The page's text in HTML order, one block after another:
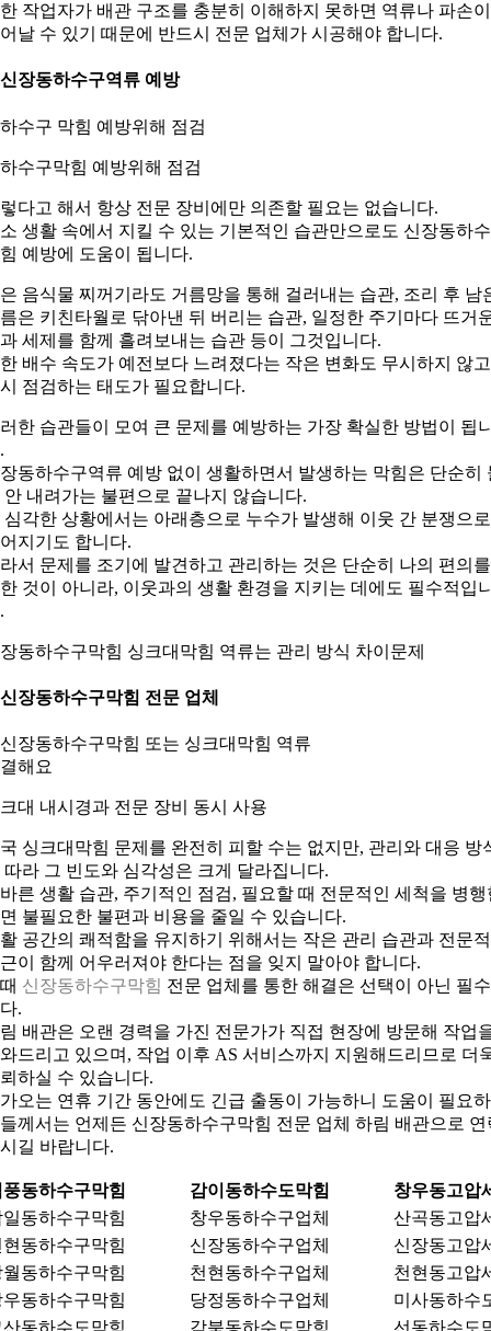
작업자가 배관 구조를 충분히 이해하지 못하면 역류나 파손이
날 수 있기 때문에 반드시 전문 업체가 시공해야 합니다.
장동하수구역류 예방
수구막힘 예방위해 점검
다고 해서 항상 전문 장비에만 의존할 필요는 없습니다.
생활 속에서 지킬 수 있는 기본적인 습관만으로도 신장동하
예방에 도움이 됩니다.
음식물 찌꺼기라도 거름망을 통해 걸러내는 습관, 조리 후 남
은 키친타월로 닦아낸 뒤 버리는 습관, 일정한 주기마다 뜨거
세제를 함께 흘려보내는 습관 등이 그것입니다.
배수 속도가 예전보다 느려졌다는 작은 변화도 무시하지 않고
점검하는 태도가 필요합니다.
한 습관들이 모여 큰 문제를 예방하는 가장 확실한 방법이 됩
동하수구역류 예방 없이 생활하면서 발생하는 막힘은 단순히
안 내려가는 불편으로 끝나지 않습니다.
심각한 상황에서는 아래층으로 누수가 발생해 이웃 간 분쟁으로
지기도 합니다.
서 문제를 조기에 발견하고 관리하는 것은 단순히 나의 편의를
것이 아니라, 이웃과의 생활 환경을 지키는 데에도 필수적입
동하수구막힘 싱크대막힘 역류는 관리 방식 차이문제
장동하수구막힘 전문 업체
대 내시경과 전문 장비 동시 사용
싱크대막힘 문제를 완전히 피할 수는 없지만, 관리와 대응 방
따라 그 빈도와 심각성은 크게 달라집니다.
른 생활 습관, 주기적인 점검, 필요할 때 전문적인 세척을 병행
불필요한 불편과 비용을 줄일 수 있습니다.
공간의 쾌적함을 유지하기 위해서는 작은 관리 습관과 전문적
이 함께 어우러져야 한다는 점을 잊지 말아야 합니다.
신장동하수구막힘 전문 업체를 통한 해결은 선택이 아닌 필
.
배관은 오랜 경력을 가진 전문가가 직접 현장에 방문해 작업
드리고 있으며, 작업 이후 AS 서비스까지 지원해드리므로 더
하실 수 있습니다.
오는 연휴 기간 동안에도 긴급 출동이 가능하니 도움이 필요
께서는 언제든 신장동하수구막힘 전문 업체 하림 배관으로 연
길 바랍니다.
동하수구막힘 감이동하수도막힘
창우동고압
동하수구막힘
창우동하수구업체
산곡동고압
동하수구막힘
신장동하수구업체
신장동고압
동하수구막힘
천현동하수구업체
천현동고압
동하수구막힘
당정동하수구업체
미사동하수
동하수도막힘
감북동하수도막힘 선동하수도